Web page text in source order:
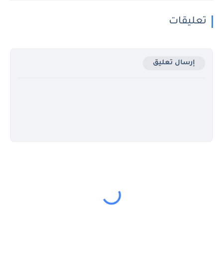
تعليقات
إرسال تعليق